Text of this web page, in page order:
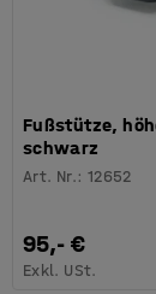
Fußstütze,
schwarz
Art. Nr.: 12652
95,- €
Exkl. USt.